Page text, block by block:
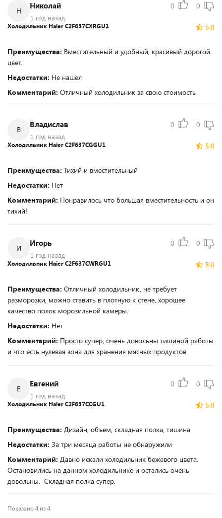
Н
Николай
1 год назад
0 0
5.0
Холодильник Haier C2F637CXRGU1
Преимущества: Вместительный и удобный, красивый дорогой
цвет.
Недостатки: Не нашел
Комментарий: Отличный холодильник за свою стоимость
В
Владислав
1 год назад
0 0
5.0
Холодильник Haier C2F637CGGU1
Преимущества: Тихий и вместительный
Недостатки: Нет
Комментарий: Понравилось что большая вместительность и он
тихий!
И
Игорь
1 год назад
0 0
5.0
Холодильник Haier C2F637CWRGU1
Преимущества: Отличный холодильник, не требует
разморозки, можно ставить в плотную к стене, хорошее
качество полок морозильной камеры.
Недостатки: Нет
Комментарий: Просто супер, очень довольны тишиной работы
и что есть нулевая зона для хранения мясных продуктов
Е
Евгений
1 год назад
0 0
5.0
Холодильник Haier C2F637CCGU1
Преимущества: Дизайн, объем, складная полка, тишина
Недостатки: За три месяца работы не обнаружили
Комментарий: Давно искали холодильник бежевого цвета.
Остановились на данном холодильнике и остались очень
довольны. Складная полка супер.
Показано 4 из 4